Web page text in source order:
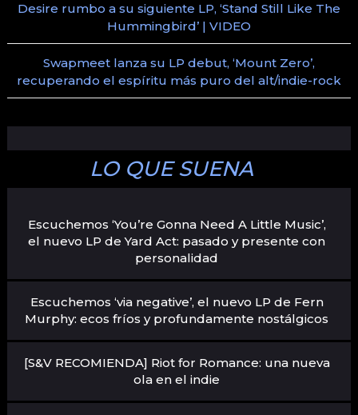
Desire rumbo a su siguiente LP, ‘Stand Still Like The
Hummingbird’ | VIDEO
Swapmeet lanza su LP debut, ‘Mount Zero’,
recuperando el espíritu más puro del alt/indie-rock
LO QUE SUENA
Escuchemos ‘You’re Gonna Need A Little Music’,
el nuevo LP de Yard Act: pasado y presente con
personalidad
Escuchemos ‘via negative’, el nuevo LP de Fern
Murphy: ecos fríos y profundamente nostálgicos
[S&V RECOMIENDA] Riot for Romance: una nueva
ola en el indie